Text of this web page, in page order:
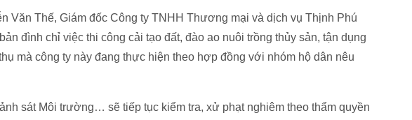
Văn Thế, Giám đốc Công ty TNHH Thương mại và dịch vụ Thịnh Phú
đình chỉ việc thi công cải tạo đất, đào ao nuôi trồng thủy sản, tận dụng
mà công ty này đang thực hiện theo hợp đồng với nhóm hộ dân nêu
sát Môi trường… sẽ tiếp tục kiểm tra, xử phạt nghiêm theo thẩm quyền